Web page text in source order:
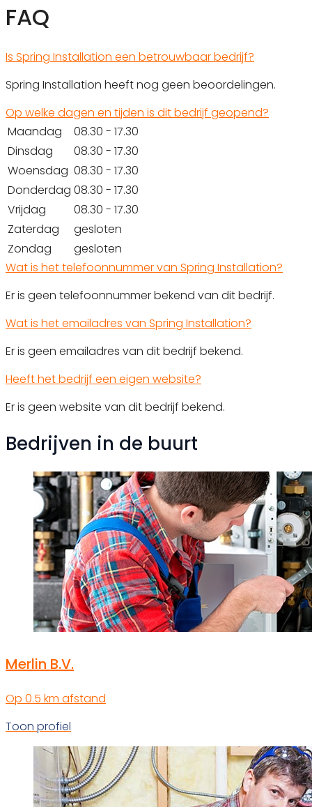
FAQ
Is Spring Installation een betrouwbaar bedrijf?
Spring Installation heeft nog geen beoordelingen.
Op welke dagen en tijden is dit bedrijf geopend?
Maandag
08.30 - 17.30
Dinsdag
08.30 - 17.30
Woensdag 08.30 - 17.30
Donderdag 08.30 - 17.30
Vrijdag
08.30 - 17.30
Zaterdag
gesloten
Zondag
gesloten
Wat is het telefoonnummer van Spring Installation?
Er is geen telefoonnummer bekend van dit bedrijf.
Wat is het emailadres van Spring Installation?
Er is geen emailadres van dit bedrijf bekend.
Heeft het bedrijf een eigen website?
Er is geen website van dit bedrijf bekend.
Bedrijven in de buurt
Merlin B.V.
Op 0.5 km afstand
Toon profiel